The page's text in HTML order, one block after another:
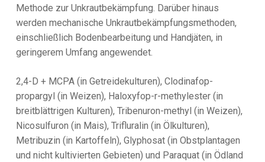
Methode zur Unkrautbekämpfung. Darüber hinaus
werden mechanische Unkrautbekämpfungsmethoden,
einschließlich Bodenbearbeitung und Handjäten, in
geringerem Umfang angewendet.
2,4-D + MCPA (in Getreidekulturen), Clodinafop-
propargyl (in Weizen), Haloxyfop-r-methylester (in
breitblättrigen Kulturen), Tribenuron-methyl (in Weizen),
Nicosulfuron (in Mais), Trifluralin (in Ölkulturen),
Metribuzin (in Kartoffeln), Glyphosat (in Obstplantagen
und nicht kultivierten Gebieten) und Paraquat (in Ödland